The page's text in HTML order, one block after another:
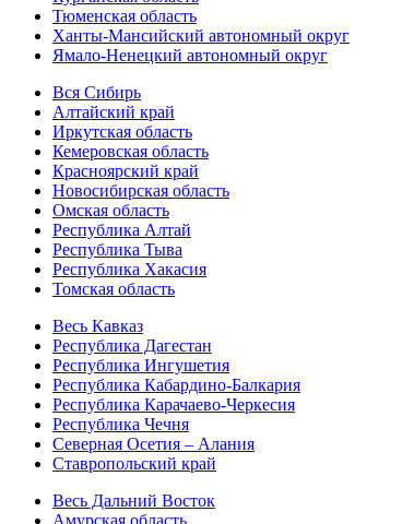
Тюменская область
Ханты-Мансийский автономный округ
Ямало-Ненецкий автономный округ
Вся Сибирь
Алтайский край
Иркутская область
Кемеровская область
Красноярский край
Новосибирская область
Омская область
Республика Алтай
Республика Тыва
Республика Хакасия
Томская область
Весь Кавказ
Республика Дагестан
Республика Ингушетия
Республика Кабардино-Балкария
Республика Карачаево-Черкесия
Республика Чечня
Северная Осетия – Алания
Ставропольский край
Весь Дальний Восток
Амурская область